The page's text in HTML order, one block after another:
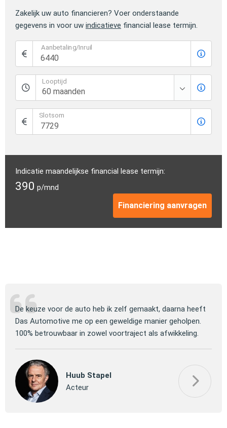
Zakelijk uw auto financieren? Voer onderstaande
gegevens in voor uw indicatieve financial lease termijn.
Aanbetaling/Inruil
Looptijd
Slotsom
Indicatie maandelijkse financial lease termijn:
390 p/mnd
Financiering aanvragen
De keuze voor de auto heb ik zelf gemaakt, daarna heeft
Das Automotive me op een geweldige manier geholpen.
100% betrouwbaar in zowel voortraject als afwikkeling.
Huub Stapel
Acteur